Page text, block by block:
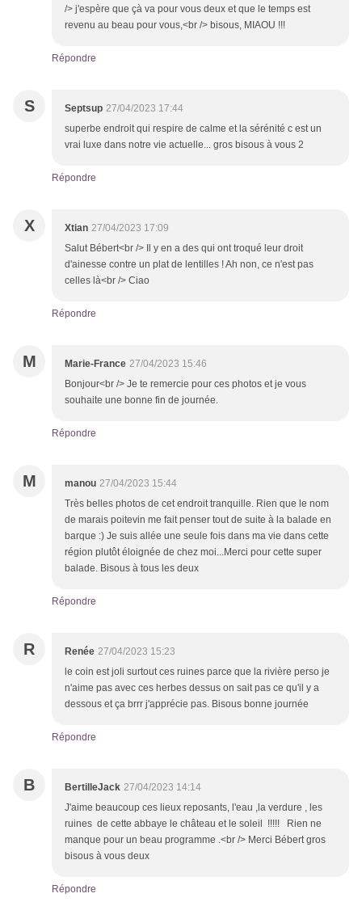
/> j'espère que çà va pour vous deux et que le temps est
revenu au beau pour vous,<br /> bisous, MIAOU !!!
Répondre
S Septsup 27/04/2023 17:44
superbe endroit qui respire de calme et la sérénité c est un
vrai luxe dans notre vie actuelle... gros bisous à vous 2
Répondre
X Xtian 27/04/2023 17:09
Salut Bébert<br /> Il y en a des qui ont troqué leur droit
d'ainesse contre un plat de lentilles ! Ah non, ce n'est pas
celles là<br /> Ciao
Répondre
M Marie-France 27/04/2023 15:46
Bonjour<br /> Je te remercie pour ces photos et je vous
souhaite une bonne fin de journée.
Répondre
M manou 27/04/2023 15:44
Très belles photos de cet endroit tranquille. Rien que le nom
de marais poitevin me fait penser tout de suite à la balade en
barque :) Je suis allée une seule fois dans ma vie dans cette
région plutôt éloignée de chez moi...Merci pour cette super
balade. Bisous à tous les deux
Répondre
R Renée 27/04/2023 15:23
le coin est joli surtout ces ruines parce que la rivière perso je
n'aime pas avec ces herbes dessus on sait pas ce qu'il y a
dessous et ça brrr j'apprécie pas. Bisous bonne journée
Répondre
B BertilleJack 27/04/2023 14:14
J'aime beaucoup ces lieux reposants, l'eau ,la verdure , les
ruines de cette abbaye le château et le soleil !!!!! Rien ne
manque pour un beau programme .<br /> Merci Bébert gros
bisous à vous deux
Répondre